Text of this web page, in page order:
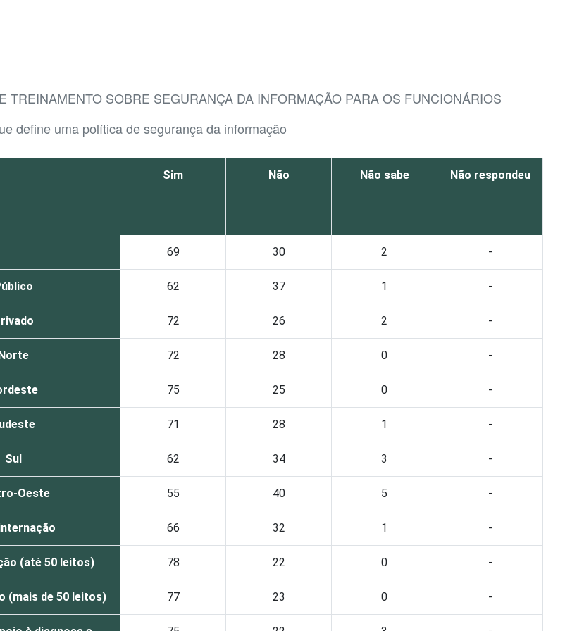
SOBRE SEGURANÇA DA INFORMAÇÃO PARA OS FUNCIONÁRIOS
define uma política de segurança da informação
Sim Não Não sabe Não respondeu
69 30 2 -
62 37 1 -
72 26 2 -
72 28 0 -
75 25 0 -
71 28 1 -
Sul 62 34 3 -
Oeste 55 40 5 -
66 32 1 -
(até 50 leitos) 78 22 0 -
(mais de 50 leitos) 77 23 0 -